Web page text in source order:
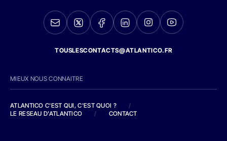
TOUSLESCONTACTS@ATLANTICO.FR
MIEUX NOUS CONNAITRE
ATLANTICO C'EST QUI, C'EST QUOI ?
/
LE RESEAU D'ATLANTICO
/ CONTACT